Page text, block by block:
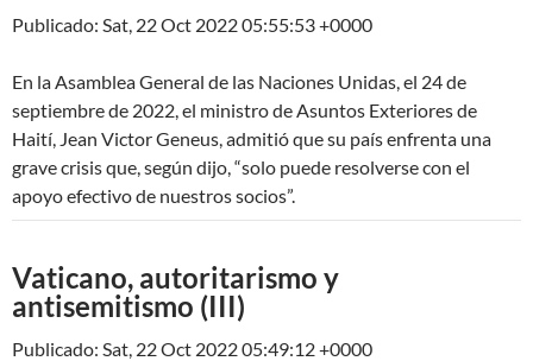
Publicado: Sat, 22 Oct 2022 05:55:53 +0000
En la Asamblea General de las Naciones Unidas, el 24 de
septiembre de 2022, el ministro de Asuntos Exteriores de
Haití, Jean Victor Geneus, admitió que su país enfrenta una
grave crisis que, según dijo, “solo puede resolverse con el
apoyo efectivo de nuestros socios”.
Vaticano, autoritarismo y
antisemitismo (III)
Publicado: Sat, 22 Oct 2022 05:49:12 +0000